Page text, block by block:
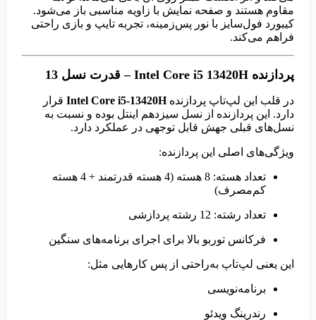
مقاوم هستند و صفحه نمایش با زاویه مناسبی باز می‌شود.
کیبورد فول‌سایز با نور پس‌زمینه، تجربه تایپ و بازی راحتی
فراهم می‌کند.
پردازنده Intel Core i5 13420H – قدرت نسل 13
در قلب این لپ‌تاپ پردازندهIntel Core i5-13420H قرار
دارد. این پردازنده از نسل سیزدهم اینتل بوده و نسبت به
نسل‌های قبلی جهش قابل توجهی در عملکرد دارد.
ویژگی‌های اصلی این پردازنده:
تعداد هسته: 8 هسته (4 هسته قدرتمند + 4 هسته
کم‌مصرف)
تعداد رشته: 12 رشته پردازشی
فرکانس توربو بالا برای اجرای برنامه‌های سنگین
این یعنی لپ‌تاپ به‌راحتی از پس کارهایی مثل:
برنامه‌نویسی
رندرینگ ویدئو